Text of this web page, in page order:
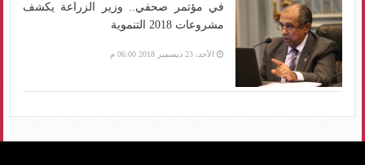
في مؤتمر صحفي.. وزير الزراعة يكشف
مشروعات 2018 التنموية
الأحد، 23 ديسمبر 2018 06:00 م